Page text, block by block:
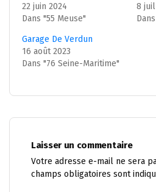
22 juin 2024
Dans "55 Meuse"
8
Garage De Verdun
16 août 2023
Dans "76 Seine-Maritime"
Laisser un commentaire
Votre adresse e-mail ne sera
champs obligatoires sont